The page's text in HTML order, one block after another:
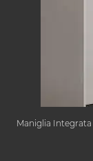
Maniglia Integrata